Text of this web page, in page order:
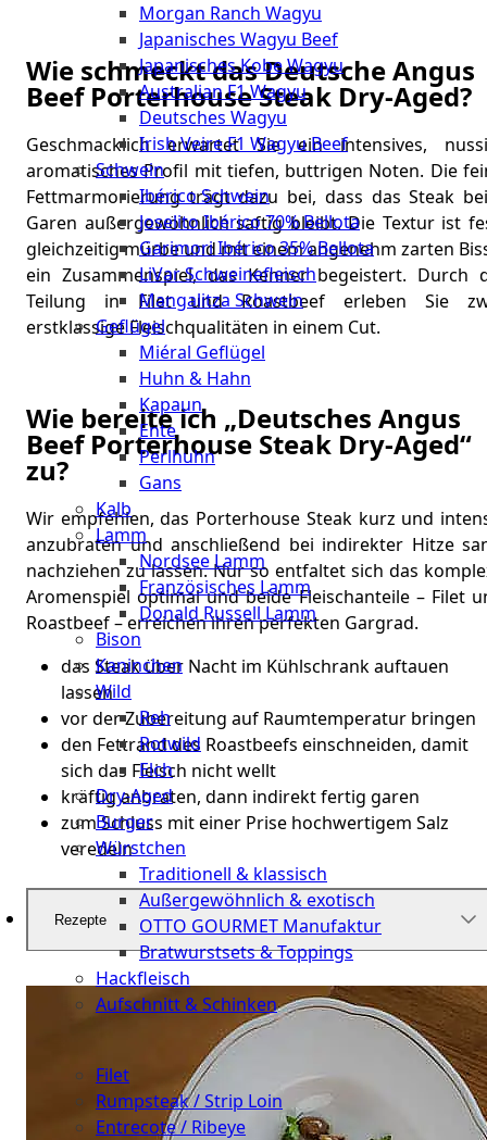
Morgan Ranch Wagyu
Japanisches Wagyu Beef
Japanisches Kobe Wagyu
Australian F1 Wagyu
Deutsches Wagyu
Irish Veire F1 Wagyu Beef
Schwein
Ibérico Schwein
Joselito Ibérico 70% Bellota
Garimori Ibérico 35% Bellota
LiVar Schweinefleisch
Mangalitza Schwein
Geflügel
Miéral Geflügel
Huhn & Hahn
Kapaun
Ente
Perlhuhn
Gans
Kalb
Lamm
Nordsee Lamm
Französisches Lamm
Donald Russell Lamm
Bison
Kaninchen
Wild
Reh
Rotwild
Elch
Dry-Aged
Burger
Würstchen
Traditionell & klassisch
Außergewöhnlich & exotisch
OTTO GOURMET Manufaktur
Bratwurstsets & Toppings
Hackfleisch
Aufschnitt & Schinken
Filet
Rumpsteak / Strip Loin
Entrecote / Ribeye
Wie schmeckt das Deutsche Angus
Beef Porterhouse Steak Dry-Aged?
Geschmacklich erwartet Sie ein intensives,
aromatisches Profil mit tiefen, buttrigen Noten. Die
Fettmarmorierung trägt dazu bei, dass das Steak
Garen außergewöhnlich saftig bleibt. Die Textur ist
gleichzeitig mürbe und mit einem angenehm zarten
ein Zusammenspiel, das Kenner begeistert. Durch
Teilung in Filet und Roastbeef erleben Sie
erstklassige Fleischqualitäten in einem Cut.
Wie bereite ich „Deutsches Angus
Beef Porterhouse Steak Dry-Aged“
zu?
Wir empfehlen, das Porterhouse Steak kurz und
anzubraten und anschließend bei indirekter Hitze
nachziehen zu lassen. Nur so entfaltet sich das
Aromenspiel optimal und beide Fleischanteile – Filet
Roastbeef – erreichen ihren perfekten Gargrad.
das Steak über Nacht im Kühlschrank auftauen
lassen
vor der Zubereitung auf Raumtemperatur bringen
den Fettrand des Roastbeefs einschneiden, damit
sich das Fleisch nicht wellt
kräftig anbraten, dann indirekt fertig garen
zum Schluss mit einer Prise hochwertigem Salz
veredeln
Rezepte